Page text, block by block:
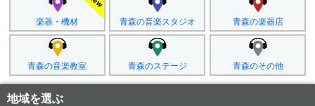
楽器・機材 青森の音楽スタジオ 青森の楽器店
青森の音楽教室 青森のステージ 青森のその他
地域を選ぶ